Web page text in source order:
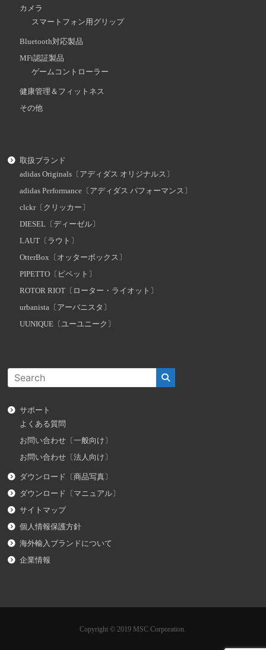
カメラ
スマートフォン用グリップ
Bluetooth対応製品
MFi認証製品
ゲームコントローラー
健康管理＆フィットネス
その他
取扱ブランド
adidas Originals〔アディダス オリジナルス〕
adidas Performance〔アディダス パフォーマンス〕
clckr〔クリッカー〕
DIESEL〔ディーゼル〕
LAUT〔ラウト〕
OtterBox〔オッターボックス〕
PIPETTO〔ピペット〕
ROTOR RIOT〔ローター・ライオット〕
urbanista〔アーバニスタ〕
UUNIQUE〔ユーユニーク〕
サポート
よくある質問
お問い合わせ〔一般向け〕
お問い合わせ〔法人向け〕
ダウンロード〔商品写真〕
ダウンロード〔マニュアル〕
サイトマップ
個人情報保護方針
海外輸入ブランドについて
企業情報
Copyright © 2019 MSC Corporation.